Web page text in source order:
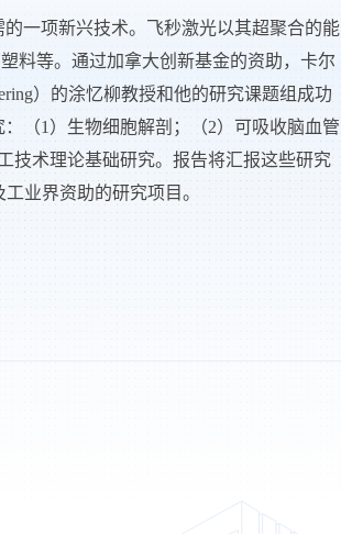
一项新兴技术。飞秒激光以其超聚合的能
料等。通过加拿大创新基金的资助，卡尔
）的涂忆柳教授和他的研究课题组成功
：（1 ）生物细胞解剖；（2）可吸收脑血管
技术理论基础研究。报告将汇报这些研究
业界资助的研究项目。